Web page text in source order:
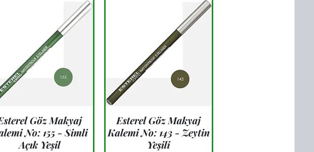
Hızlı Bakış
Göz Makyaj
No: 155 - Simli
Açık Yeşil
Hızlı Bakış
Esterel Göz Makyaj
Kalemi No: 143 - Zeytin
Yeşili